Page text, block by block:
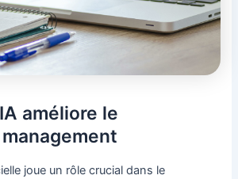
améliore le
joue un rôle crucial dans le